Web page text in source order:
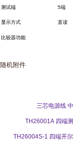
测试端 5端
显示方式 直读
比较器功能
随机附件
三芯电源线
TH26001A 四端
TH26004S-1 四端开